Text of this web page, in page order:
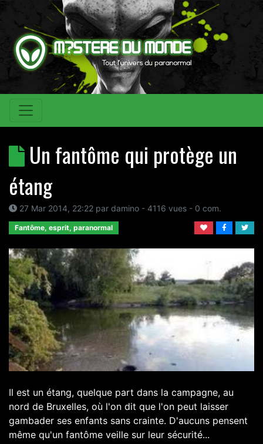
Un fantôme qui protège un
étang
27 Mar 2014, 22:22 par damino - 4116 vues - 0 com.
Fantôme, esprit, paranormal
Il est un étang, quelque part dans la campagne, au
nord de Bruxelles, où l'on dit que l'on peut laisser
gambader ses enfants sans crainte. D'aucuns pensent
même qu'un fantôme veille sur leur sécurité...